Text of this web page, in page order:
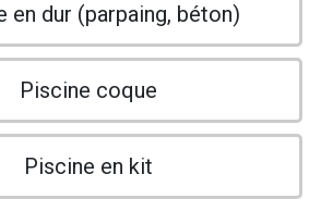
en dur (parpaing, béton)
Piscine coque
Piscine en kit